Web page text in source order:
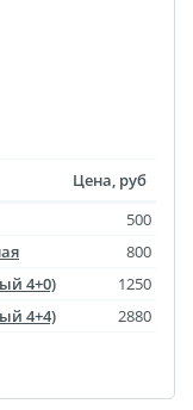
Цена, руб
500
800
4+0)
1250
4+4)
2880